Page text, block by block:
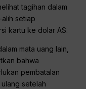
tagihan dalam
setiap
kartu ke dolar AS.
mata uang lain,
bahwa
pembatalan
setelah